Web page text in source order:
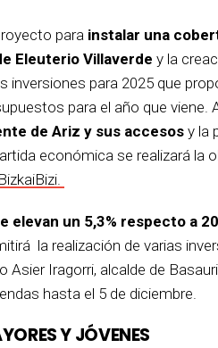
para instalar una
Eleuterio Villaverde y la
inversiones para 2025 que
para el año que viene.
de Ariz y sus accesosy la
económica se realizará la
elevan un 5,3% respecto a
la realización de varias
Asier Iragorri, alcalde de
hasta el 5 de diciembre.
Y JÓVENES